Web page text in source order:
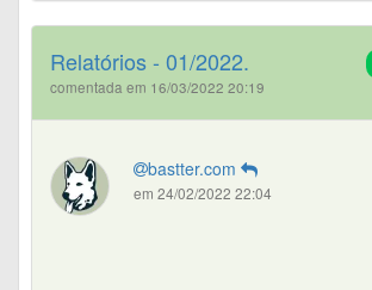
Relatórios - 01/2022.
comentada em 16/03/2022 20:19
bastter.com
em 24/02/2022 22:04